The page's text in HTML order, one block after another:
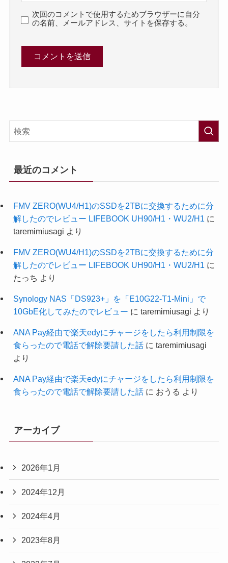
次回のコメントで使用するためブラウザーに自分
の名前、メールアドレス、サイトを保存する。
最近のコメント
FMV ZERO(WU4/H1)のSSDを2TBに交換するために分
解したのでレビュー LIFEBOOK UH90/H1・WU2/H1 に
taremimiusagi より
FMV ZERO(WU4/H1)のSSDを2TBに交換するために分
解したのでレビュー LIFEBOOK UH90/H1・WU2/H1 に
たっち より
Synology NAS「DS923+」を「E10G22-T1-Mini」で
10GbE化してみたのでレビュー に taremimiusagi より
ANA Pay経由で楽天edyにチャージをしたら利用制限を
食らったので電話で解除要請した話に taremimiusagi
より
ANA Pay経由で楽天edyにチャージをしたら利用制限を
食らったので電話で解除要請した話に おうる より
アーカイブ
2026年1月
2024年12月
2024年4月
2023年8月